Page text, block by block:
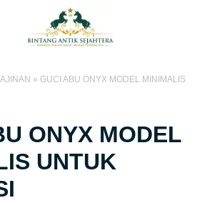
»GUCI ABU ONYX MODEL MINIMALIS
ONYX MODEL
UNTUK